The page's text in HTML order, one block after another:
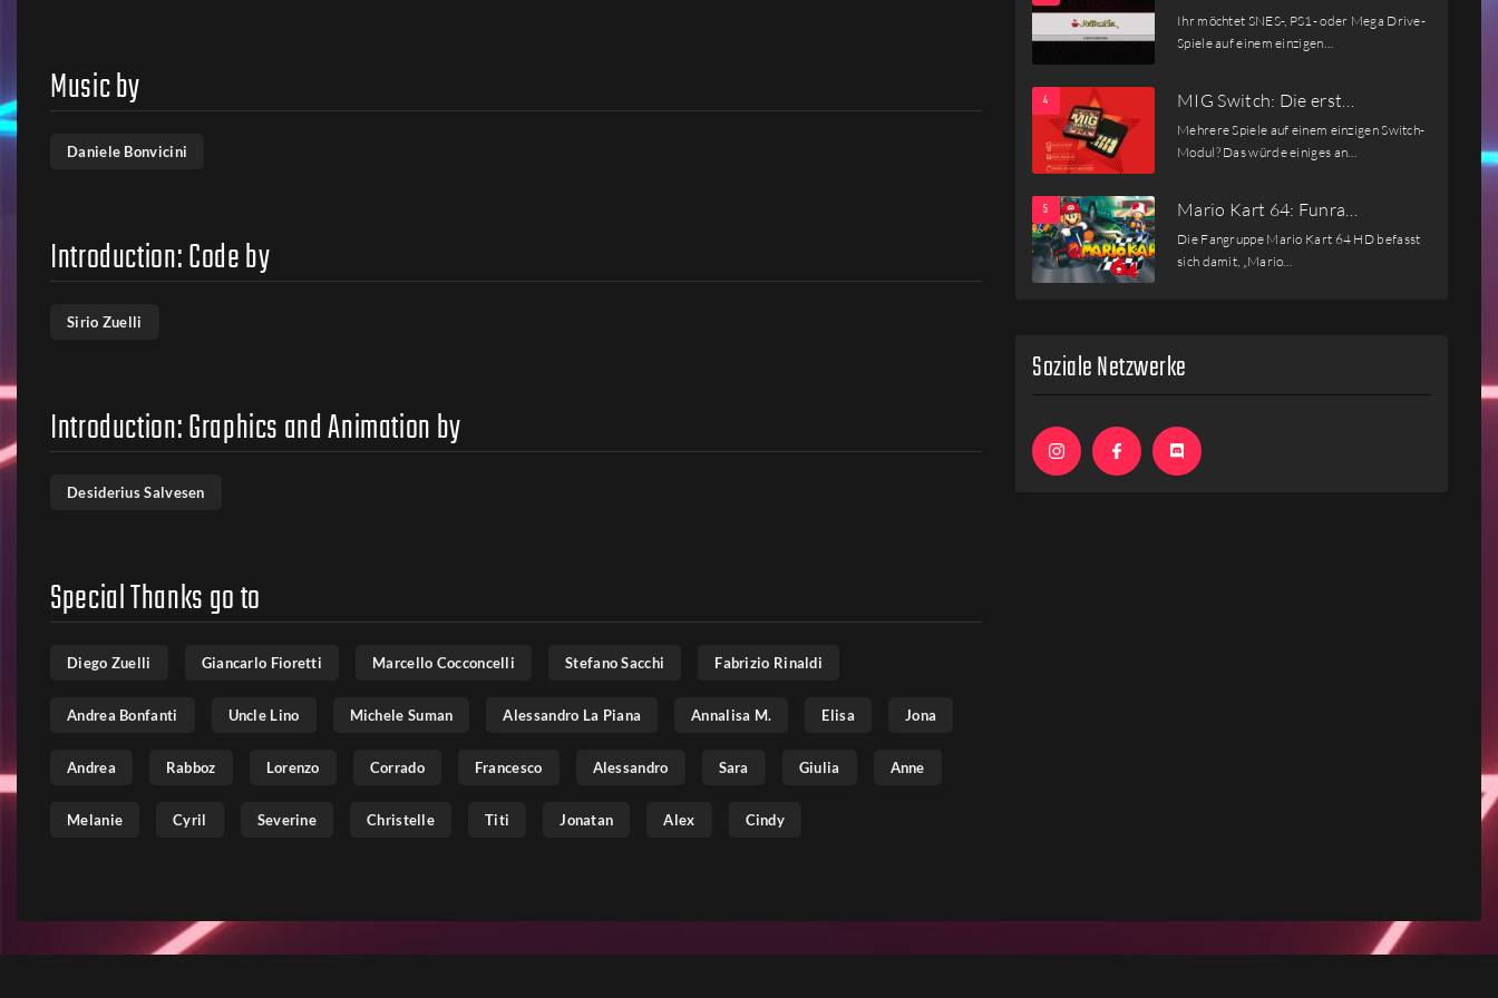
Music by
Daniele Bonvicini
Introduction: Code by
Sirio Zuelli
Introduction: Graphics and Animation by
Desiderius Salvesen
Special Thanks go to
Diego Zuelli Giancarlo Fioretti Marcello Cocconcelli Stefano Sacchi Fabrizio Rinaldi
Andrea Bonfanti Uncle Lino Michele Suman Alessandro La Piana Annalisa M. Elisa Jona
Andrea Rabboz Lorenzo Corrado Francesco Alessandro Sara Giulia Anne
Melanie Cyril Severine Christelle Titi Jonatan Alex Cindy
Ihr möchtet SNES-, PS1- oder Mega Drive-
Spiele auf einem einzigen…
MIG Switch: Die erst…
Mehrere Spiele auf einem einzigen Switch-
Modul? Das würde einiges an…
Mario Kart 64: Funra…
Die Fangruppe Mario Kart 64 HD befasst
sich damit, „Mario…
Soziale Netzwerke